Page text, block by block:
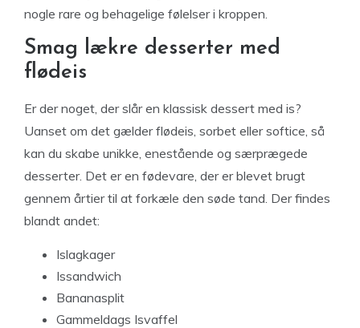
nogle rare og behagelige følelser i kroppen.
Smag lækre desserter med
flødeis
Er der noget, der slår en klassisk dessert med is?
Uanset om det gælder flødeis, sorbet eller softice, så
kan du skabe unikke, enestående og særprægede
desserter. Det er en fødevare, der er blevet brugt
gennem årtier til at forkæle den søde tand. Der findes
blandt andet:
Islagkager
Issandwich
Bananasplit
Gammeldags Isvaffel